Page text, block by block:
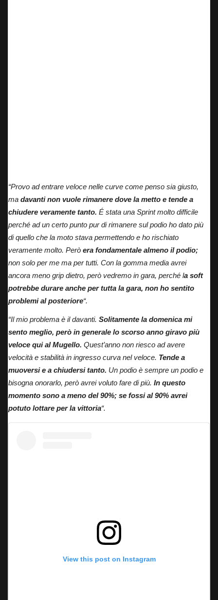
“Provo ad entrare veloce nelle curve come penso sia giusto,
ma davanti non vuole rimanere dove la metto e tende a
chiudere veramente tanto. É stata una Sprint molto difficile
perché ad un certo punto pur di rimanere sul podio ho dato più
di quello che la moto stava permettendo e ho rischiato
veramente molto. Però era fondamentale almeno il podio;
non solo per me ma per tutti. Con la gomma media avrei
ancora meno grip dietro, però vedremo in gara, perché la soft
potrebbe durare anche per tutta la gara, non ho sentito
problemi al posteriore“.
“Il mio problema è il davanti. Solitamente la domenica mi
sento meglio, però in generale lo scorso anno giravo più
veloce qui al Mugello. Quest’anno non riesco ad avere
velocità e stabilità in ingresso curva nel veloce. Tende a
muoversi e a chiudersi tanto. Un podio è sempre un podio e
bisogna onorarlo, però avrei voluto fare di più. In questo
momento sono a meno del 90%; se fossi al 90% avrei
potuto lottare per la vittoria“.
View this post on Instagram